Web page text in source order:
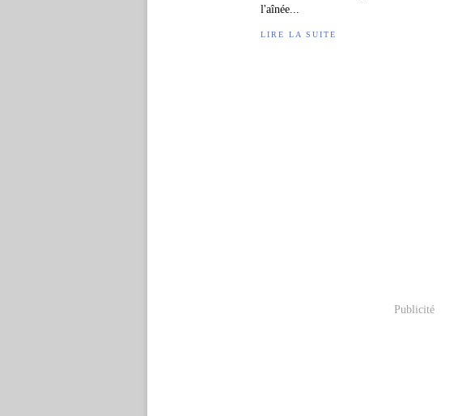
l'aînée...
LIRE LA SUITE
Publicité